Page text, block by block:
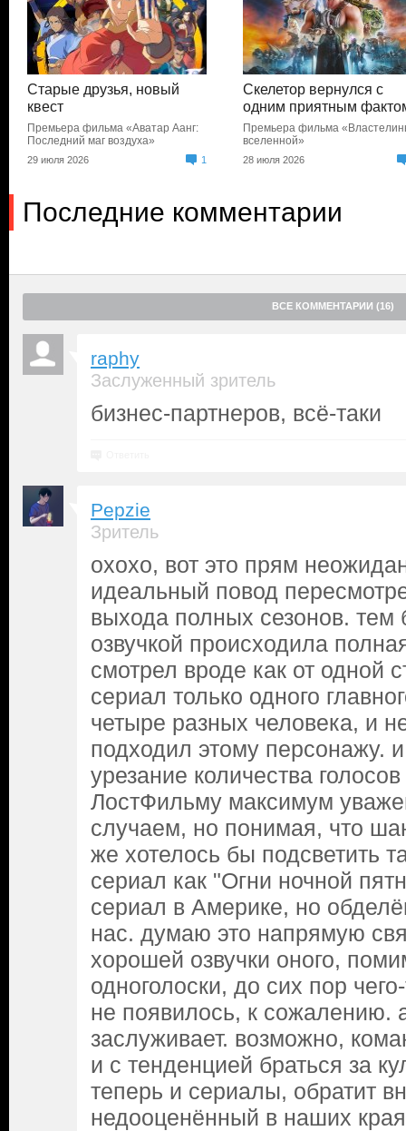
Старые друзья, новый
квест
Премьера фильма «Аватар Аанг:
Последний маг воздуха»
29 июля 2026 1
Скелетор вернулся с
одним приятным
Премьера фильма
вселенной»
28 июля 2026
Последние комментарии
ВСЕ КОММЕНТАРИИ (16)
raphy
Заслуженный зритель
бизнес-партнеров, всё-таки
Pepzie
Зритель
охохо, вот это прям
идеальный повод
выхода полных сезонов. тем
озвучкой происходила
смотрел вроде как от одной
сериал только одного
четыре разных человека, и
подходил этому персонажу.
урезание количества
ЛостФильму максимум
случаем, но понимая, что
же хотелось бы подсветить
сериал как "Огни ночной
сериал в Америке, но
нас. думаю это напрямую
хорошей озвучки оного,
одноголоски, до сих пор
не появилось, к сожалению.
заслуживает. возможно,
и с тенденцией браться за
теперь и сериалы, обратит
недооценённый в наших